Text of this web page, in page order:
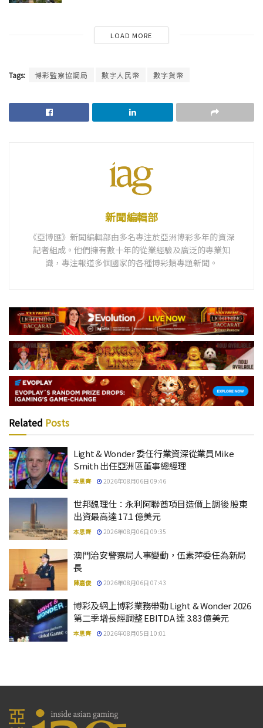
LOAD MORE
Tags: 博彩監察協調局 數字人民幣 數字貨幣
新聞編輯部
《亞博匯》新聞編輯部由多名專注於亞洲博彩多年的資深
記者組成。他們擁有數十年的從業經驗及廣泛的專業知
識，專注報道多個國家的各種博彩類專題新聞。
Related Posts
Light & Wonder 委任行業資深從業員Mike
Smith 出任亞洲區董事總經理
本思齊 2026年08月06日 09:46
世邦魏理仕：永利阿聯酋項目造價上調後 股東
出資最高達 17.1 億美元
本思齊 2026年08月06日 09:35
澳門治安警察局人事變動，伍素萍委任為新局
長
陳嘉俊 2026年08月06日 07:43
博彩及網上博彩業務帶動 Light & Wonder 2026
第二季增長經調整 EBITDA 達 3.83 億美元
本思齊 2026年08月05日 10:01